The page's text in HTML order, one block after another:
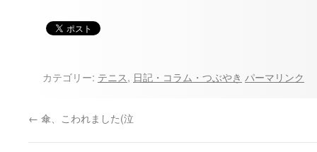
カテゴリー: テニス, 日記・コラム・つぶやき パーマリンク
← 傘、こわれました(泣